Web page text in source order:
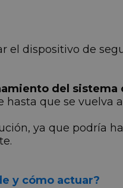
el dispositivo de
del sistema
que se vuelva
ya que podría
y cómo actuar?